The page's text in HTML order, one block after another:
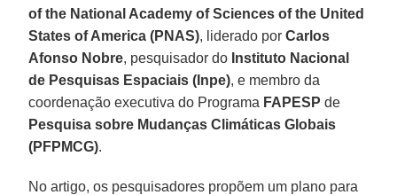
of the National Academy of Sciences of the United
States of America (PNAS), liderado porCarlos
Afonso Nobre, pesquisador do Instituto Nacional
de Pesquisas Espaciais (Inpe), e membro da
coordenação executiva do Programa FAPESP de
Pesquisa sobre Mudanças Climáticas Globais
(PFPMCG).
No artigo, os pesquisadores propõem um plano para